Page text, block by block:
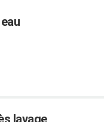
lavage